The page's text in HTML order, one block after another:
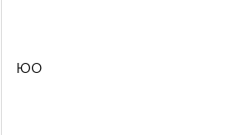
ЮО